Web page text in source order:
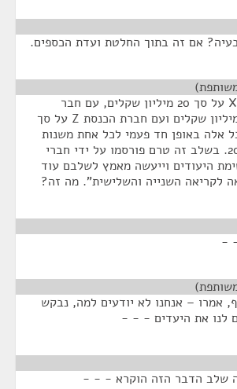
אם זה בתוך החלטת ועדת הכספים.
"...עם חבר הכנסת X על סך 20 מיליון שקלים, עם חבר
הכנסת Y על סך 5 מיליון שקלים ועם חברת הכנסת Z על סך
כל אלה באופן חד פעמי לכל אחת משנות
התקציב 2017 ו-2018. בשלב זה טרם פורסמו על ידי חברי
היעודים וייעשה מאמץ לשלבם עוד
לקריאה השנייה והשלישית". מה זה?
- -
אמרו – אנחנו לא יודעים למה, נבקש
לנו את היעדים - - -
שלב הדבר הזה הוקרא - - -